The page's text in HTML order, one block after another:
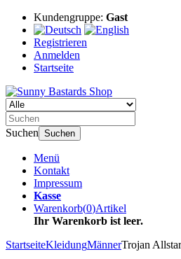
Kundengruppe: Gast
Registrieren
Anmelden
Startseite
Suchen Suchen
Menü
Kontakt
Impressum
Kasse
Warenkorb(0)Artikel
Ihr Warenkorb ist leer.
StartseiteKleidungMännerTrojan